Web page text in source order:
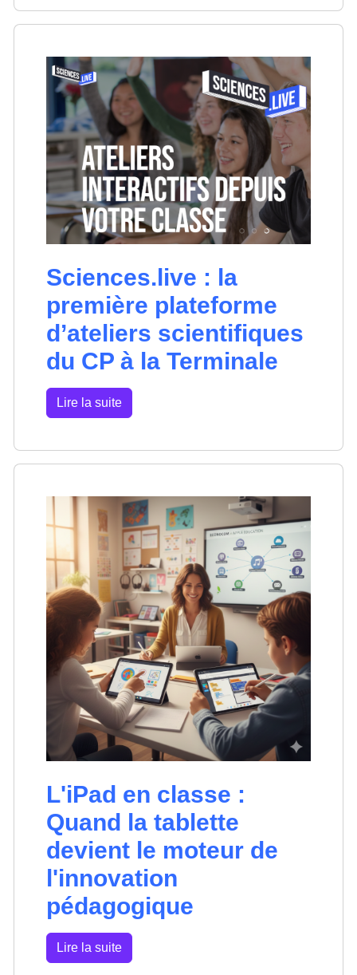
Sciences.live : la
première plateforme
d’ateliers scientifiques
du CP à la Terminale
Lire la suite
L'iPad en classe :
Quand la tablette
devient le moteur de
l'innovation
pédagogique
Lire la suite